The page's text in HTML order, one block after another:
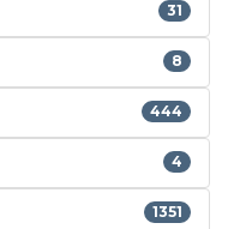
31
8
444
4
1351